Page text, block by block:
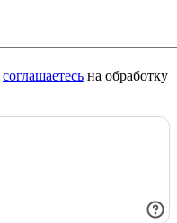
соглашаетесь на обработку